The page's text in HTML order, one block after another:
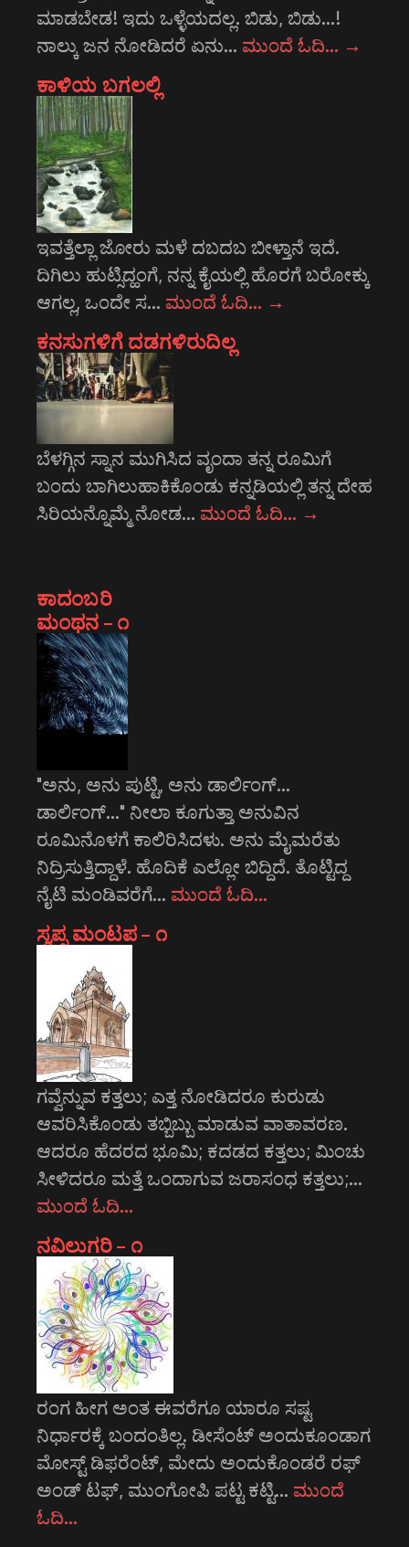
ಮಾಡಬೇಡ! ಇದು ಒಳ್ಳೆಯದಲ್ಲ. ಬಿಡು, ಬಿಡು...!
ನಾಲ್ಕು ಜನ ನೋಡಿದರೆ ಏನು… ಮುಂದೆ ಓದಿ… →
ಕಾಳಿಯ ಬಗಲಲ್ಲಿ
ಇವತ್ತೆಲ್ಲಾ ಜೋರು ಮಳೆ ದಬದಬ ಬೀಳ್ತಾನೆ ಇದೆ.
ದಿಗಿಲು ಹುಟ್ಸಿದ್ಹಂಗೆ, ನನ್ನ ಕೈಯಲ್ಲಿ ಹೊರಗೆ ಬರೋಕ್ಕು
ಆಗಲ್ಲ, ಒಂದೇ ಸ… ಮುಂದೆ ಓದಿ… →
ಕನಸುಗಳಿಗೆ ದಡಗಳಿರುದಿಲ್ಲ
ಬೆಳಗ್ಗಿನ ಸ್ನಾನ ಮುಗಿಸಿದ ವೃಂದಾ ತನ್ನ ರೂಮಿಗೆ
ಬಂದು ಬಾಗಿಲುಹಾಕಿಕೊಂಡು ಕನ್ನಡಿಯಲ್ಲಿ ತನ್ನ ದೇಹ
ಸಿರಿಯನ್ನೊಮ್ಮೆ ನೋಡ… ಮುಂದೆ ಓದಿ… →
ಕಾದಂಬರಿ
ಮಂಥನ – ೧
"ಅನು, ಅನು ಪುಟ್ಟಿ, ಅನು ಡಾರ್ಲಿಂಗ್...
ಡಾರ್ಲಿಂಗ್..." ನೀಲಾ ಕೂಗುತ್ತಾ ಅನುವಿನ
ರೂಮಿನೊಳಗೆ ಕಾಲಿರಿಸಿದಳು. ಅನು ಮೈಮರೆತು
ನಿದ್ರಿಸುತ್ತಿದ್ದಾಳೆ. ಹೊದಿಕೆ ಎಲ್ಲೋ ಬಿದ್ದಿದೆ. ತೊಟ್ಟಿದ್ದ
ನೈಟಿ ಮಂಡಿವರೆಗೆ… ಮುಂದೆ ಓದಿ…
ಸ್ವಪ್ನ ಮಂಟಪ – ೧
ಗವ್ವೆನ್ನುವ ಕತ್ತಲು; ಎತ್ತ ನೋಡಿದರೂ ಕುರುಡು
ಆವರಿಸಿಕೊಂಡು ತಬ್ಬಿಬ್ಬು ಮಾಡುವ ವಾತಾವರಣ.
ಆದರೂ ಹೆದರದ ಭೂಮಿ; ಕದಡದ ಕತ್ತಲು; ಮಿಂಚು
ಸೀಳಿದರೂ ಮತ್ತೆ ಒಂದಾಗುವ ಜರಾಸಂಧ ಕತ್ತಲು;…
ಮುಂದೆ ಓದಿ…
ನವಿಲುಗರಿ – ೧
ರಂಗ ಹೀಗ ಅಂತ ಈವರೆಗೂ ಯಾರೂ ಸಷ್ಟ
ನಿರ್ಧಾರಕ್ಕೆ ಬಂದಂತಿಲ್ಲ. ಡೀಸೆಂಟ್ ಅಂದುಕೂಂಡಾಗ
ಮೋಸ್ಟ್‌ ಡಿಫರೆಂಟ್‌, ಮೇದು ಅಂದುಕೊಂಡರೆ ರಫ್
ಅಂಡ್ ಟಫ್, ಮುಂಗೋಪಿ ಪಟ್ಟ ಕಟ್ಟಿ… ಮುಂದೆ
ಓದಿ…